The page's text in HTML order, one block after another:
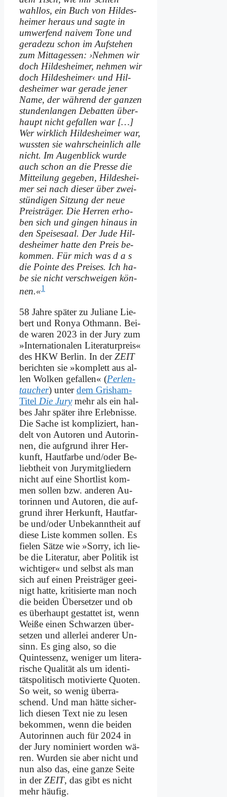
wahl­los, ein Buch von Hil­des­
hei­mer her­aus und sag­te in
um­wer­fend nai­vem To­ne und
ge­ra­de­zu schon im Auf­ste­hen
zum Mit­tag­essen: ›Neh­men wir
doch Hil­des­hei­mer, neh­men wir
doch Hil­des­hei­mer‹ und Hil­
des­hei­mer war ge­ra­de je­ner
Na­me, der wäh­rend der gan­zen
stun­den­lan­gen De­bat­ten über­
haupt nicht ge­fal­len war […]
Wer wirk­lich Hil­des­hei­mer war,
wuss­ten sie wahr­schein­lich al­le
nicht. Im Au­gen­blick wur­de
auch schon an die Pres­se die
Mit­tei­lung ge­ge­ben, Hil­des­hei­
mer sei nach die­ser über zwei­
stün­di­gen Sit­zung der neue
Preis­trä­ger. Die Her­ren er­ho­
ben sich und gin­gen hin­aus in
den Spei­se­saal. Der Ju­de Hil­
des­hei­mer hat­te den Preis be­
kom­men. Für mich was d a s
die Poin­te des Prei­ses. Ich ha­
be sie nicht ver­schwei­gen kön­
nen.«1
58 Jah­re spä­ter zu Ju­lia­ne Lie­
bert und Ro­nya Oth­mann. Bei­
de wa­ren 2023 in der Ju­ry zum
»In­ter­na­tio­na­len Li­te­ra­tur­preis«
des HKW Ber­lin. In derZEIT
be­rich­ten sie »kom­plett aus al­
len Wol­ken ge­fal­len« (Per­len­
tau­cher) un­terdem Gris­ham-
Ti­tel Die Ju­rymehr als ein hal­
bes Jahr spä­ter ih­re Er­leb­nis­se.
Die Sa­che ist kom­pli­ziert, han­
delt von Au­toren und Au­torin­
nen, die auf­grund ih­rer Her­
kunft, Haut­far­be und/oder Be­
liebt­heit von Ju­ry­mit­glie­dern
nicht auf ei­ne Short­list kom­
men sol­len bzw. an­de­ren Au­
torin­nen und Au­toren, die auf­
grund ih­rer Her­kunft, Haut­far­
be und/oder Un­be­kannt­heit auf
die­se Li­ste kom­men sol­len. Es
fie­len Sät­ze wie »Sor­ry, ich lie­
be die Li­te­ra­tur, aber Po­li­tik ist
wich­ti­ger« und selbst als man
sich auf ei­nen Preis­trä­ger ge­ei­
nigt hat­te, kri­ti­sier­te man noch
die bei­den Über­set­zer und ob
es über­haupt ge­stat­tet ist, wenn
Wei­ße ei­nen Schwar­zen über­
set­zen und al­ler­lei an­de­rer Un­
sinn. Es ging al­so, so die
Quint­essenz, we­ni­ger um li­te­ra­
ri­sche Qua­li­tät als um iden­ti­
täts­po­li­tisch mo­ti­vier­te Quo­ten.
So weit, so we­nig über­ra­
schend. Und man hät­te si­cher­
lich die­sen Text nie zu le­sen
be­kom­men, wenn die bei­den
Au­torin­nen auch für 2024 in
der Ju­ry no­mi­niert wor­den wä­
ren. Wur­den sie aber nicht und
nun al­so das, ei­ne gan­ze Sei­te
in derZEIT, das gibt es nicht
mehr häu­fig.